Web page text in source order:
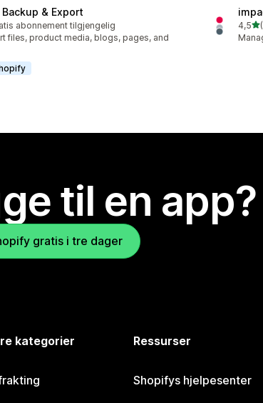
& Export
abonnement tilgjengelig
files, product media, blogs, pages, and
4,5av
til en app?
gratis i tre dager
kategorier Ressurser
Shopifys hjelpesenter